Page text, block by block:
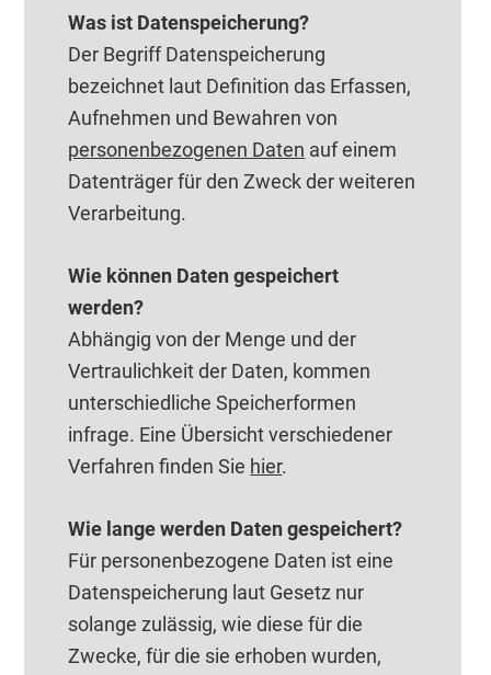
Was ist Datenspeicherung?
Der Begriff Datenspeicherung
bezeichnet laut Definition das Erfassen,
Aufnehmen und Bewahren von
personenbezogenen Daten auf einem
Datenträger für den Zweck der weiteren
Verarbeitung.
Wie können Daten gespeichert
werden?
Abhängig von der Menge und der
Vertraulichkeit der Daten, kommen
unterschiedliche Speicherformen
infrage. Eine Übersicht verschiedener
Verfahren finden Sie hier.
Wie lange werden Daten gespeichert?
Für personenbezogene Daten ist eine
Datenspeicherung laut Gesetz nur
solange zulässig, wie diese für die
Zwecke, für die sie erhoben wurden,